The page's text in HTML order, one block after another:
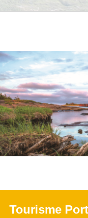
Tourisme